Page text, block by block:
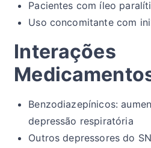
Pacientes com íleo
Uso concomitante com
Interações
Benzodiazepínicos:
depressão respiratória
Outros depressores do